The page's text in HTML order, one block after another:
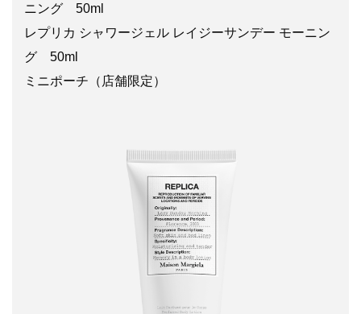
ニング 50ml​
レプリカ シャワージェル レイジーサンデー モーニン
グ 50ml​
ミニポーチ（店舗限定）